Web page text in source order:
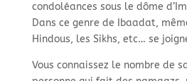
condoléances sous le dôme
Dans ce genre de Ibaadat,
Hindous, les Sikhs, etc… se
Vous connaissez le nombre de